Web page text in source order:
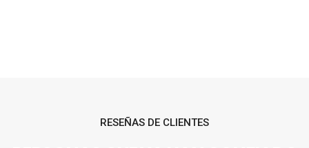
RESEÑAS DE CLIENTES